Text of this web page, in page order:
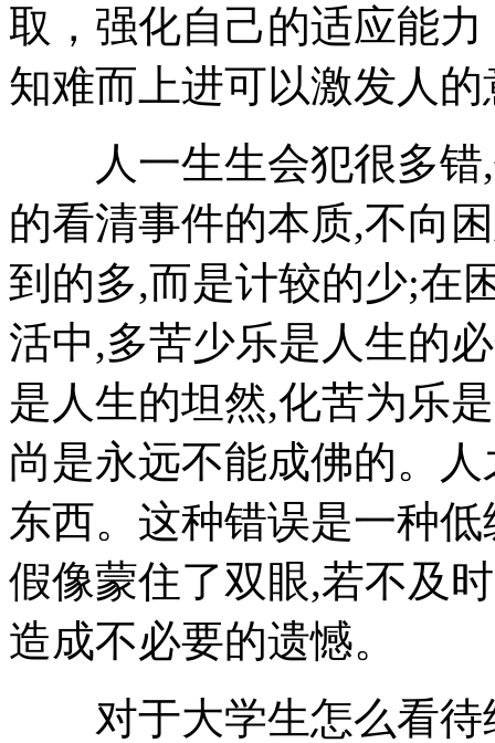
取，强化自己的适应能
知难而上进可以激发人
人一生生会犯很多错,
的看清事件的本质,不向
到的多,而是计较的少;在
活中,多苦少乐是人生的
是人生的坦然,化苦为乐
尚是永远不能成佛的。
东西。这种错误是一种
假像蒙住了双眼,若不及
造成不必要的遗憾。
对于大学生怎么看待